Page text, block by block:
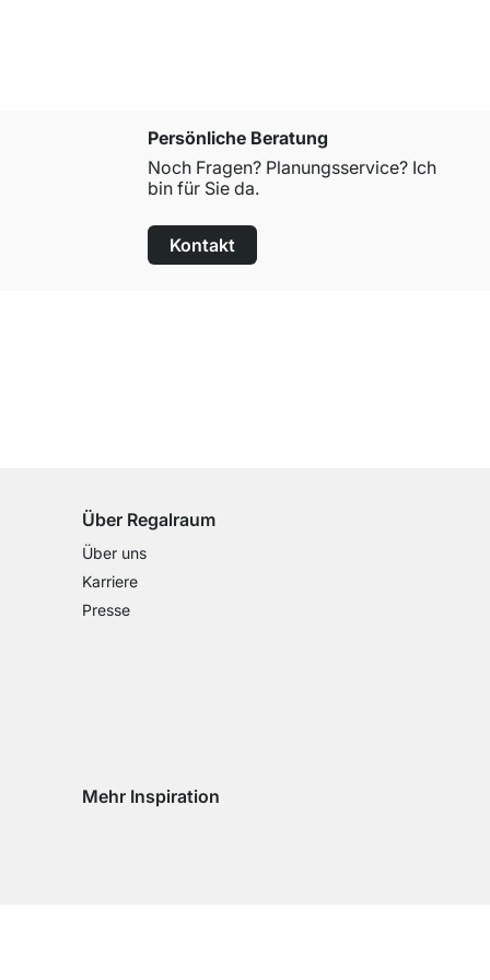
Persönliche Beratung
Noch Fragen? Planungsservice? Ich
bin für Sie da.
Kontakt
Über Regalraum
Über uns
Karriere
Presse
Mehr Inspiration